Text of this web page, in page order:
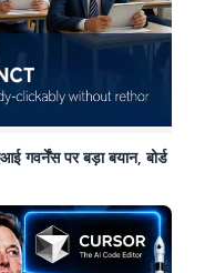
गवर्नेंस पर बड़ा बयान, बोर्ड